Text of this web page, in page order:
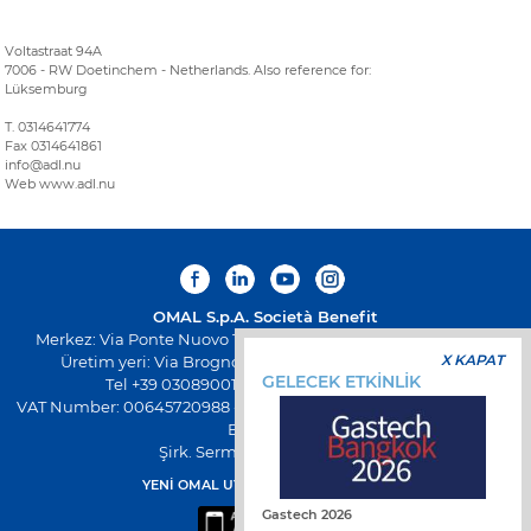
Voltastraat 94A
7006 - RW Doetinchem - Netherlands. Also reference for:
Lüksemburg
T. 0314641774
Fax 0314641861
info@adl.nu
Web www.adl.nu
OMAL S.p.A. Società Benefit
Merkez: Via Ponte Nuovo 11, Rodengo Saiano (Brescia) Italya
Üretim yeri: Via Brognolo 12, Passirano (Brescia) Italya
Tel +39 0308900145 Faks +39 0308900423
VAT Number: 00645720988 - Fiscal Code: 01661640175 - Sicil REA
BS-258271
Şirk. Serm. € 500.000,00 I.V
YENİ OMAL UYGULAMASINI İNDİRİN
X KAPAT
GELECEK ETKİNLİK
Gastech 2026